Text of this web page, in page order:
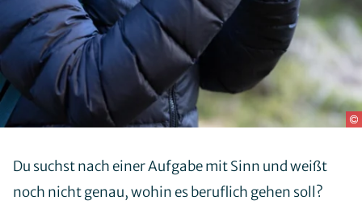
Aktuelle Projekte
Abgeschlossene Projekte
Termine
Du suchst nach einer Aufgabe mit Sinn und weißt
noch nicht genau, wohin es beruflich gehen soll?